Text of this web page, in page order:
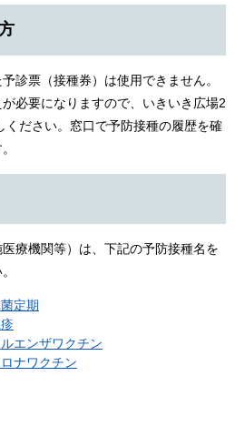
診票（接種券）は使用できません。
必要になりますので、いきいき広場2
ください。窓口で予防接種の履歴を確
療機関等）は、下記の予防接種名を
定期
エンザワクチン
ナワクチン